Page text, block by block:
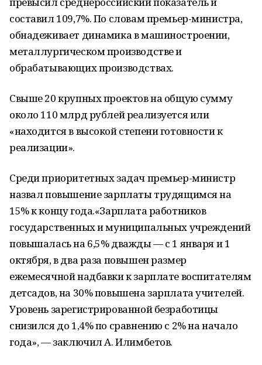
составил 109,7%. По словам премьер-министра,
обнадеживает динамика в машиностроении,
металлургическом производстве и
обрабатывающих производствах.
Свыше 20 крупных проектов на общую сумму
около 110 млрд рублей реализуется или
«находится в высокой степени готовности к
реализации».
Среди приоритетных задач премьер-министр
назвал повышение зарплаты трудящимся на
15% к концу года.«Зарплата работников
государственных и муниципальных учреждений
повышалась на 6,5% дважды — с 1 января и 1
октября, в два раза повышен размер
ежемесячной надбавки к зарплате воспитателям
детсадов, на 30% повышена зарплата учителей.
Уровень зарегистрированной безработицы
снизился до 1,4% по сравнению с 2% на начало
года», — заключил А. Илимбетов.